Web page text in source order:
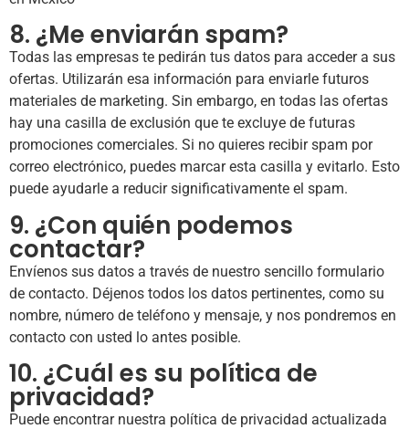
8. ¿Me enviarán spam?
Todas las empresas te pedirán tus datos para acceder a sus
ofertas. Utilizarán esa información para enviarle futuros
materiales de marketing. Sin embargo, en todas las ofertas
hay una casilla de exclusión que te excluye de futuras
promociones comerciales. Si no quieres recibir spam por
correo electrónico, puedes marcar esta casilla y evitarlo. Esto
puede ayudarle a reducir significativamente el spam.
9. ¿Con quién podemos
contactar?
Envíenos sus datos a través de nuestro sencillo formulario
de contacto. Déjenos todos los datos pertinentes, como su
nombre, número de teléfono y mensaje, y nos pondremos en
contacto con usted lo antes posible.
10. ¿Cuál es su política de
privacidad?
Puede encontrar nuestra política de privacidad actualizada